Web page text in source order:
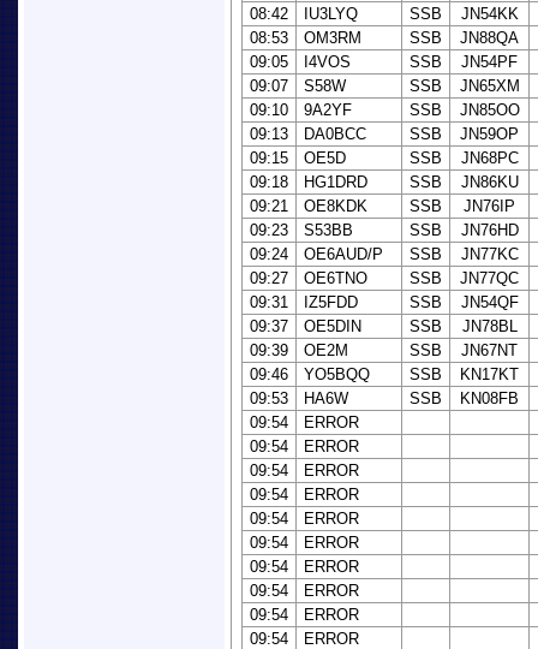
08:42
IU3LYQ SSB
JN54KK
08:53
OM3RM SSB
JN88QA
09:05
I4VOS SSB
JN54PF
09:07
S58W SSB
JN65XM
09:10
9A2YF SSB
JN85OO
09:13
DA0BCC SSB
JN59OP
09:15
OE5D SSB
JN68PC
09:18
HG1DRD SSB
JN86KU
09:21
OE8KDK SSB
JN76IP
09:23
S53BB SSB
JN76HD
09:24
OE6AUD/P SSB
JN77KC
09:27
OE6TNO SSB
JN77QC
09:31
IZ5FDD SSB
JN54QF
09:37
OE5DIN SSB
JN78BL
09:39
OE2M SSB
JN67NT
09:46
YO5BQQ SSB
KN17KT
09:53
HA6W SSB
KN08FB
09:54
ERROR
09:54
ERROR
09:54
ERROR
09:54
ERROR
09:54
ERROR
09:54
ERROR
09:54
ERROR
09:54
ERROR
09:54
ERROR
09:54
ERROR